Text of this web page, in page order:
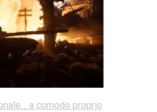
a comodo proprio